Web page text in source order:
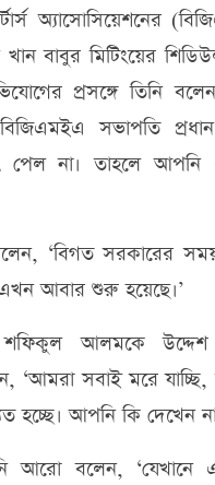
অ্যাসোসিয়েশনের
বাবুর মিটিংয়ের
প্রসঙ্গে তিনি
সভাপতি প্রধান
পেল না। তাহলে আপনি
‘বিগত সরকারের
আবার শুরু হয়েছে।’
শফিকুল আলমকে উদ্দেশ
‘আমরা সবাই মরে যাচ্ছি,
হচ্ছে। আপনি কি দেখেন
আরো বলেন, ‘যেখানে